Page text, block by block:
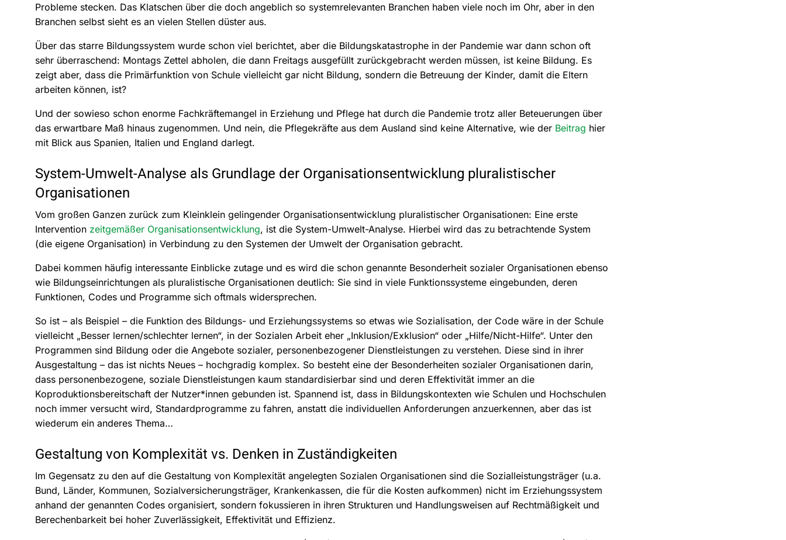
Probleme stecken. Das Klatschen über die doch angeblich so systemrelevanten Branchen haben viele noch im Ohr, aber in den
Branchen selbst sieht es an vielen Stellen düster aus.
Über das starre Bildungssystem wurde schon viel berichtet, aber die Bildungskatastrophe in der Pandemie war dann schon oft
sehr überraschend: Montags Zettel abholen, die dann Freitags ausgefüllt zurückgebracht werden müssen, ist keine Bildung. Es
zeigt aber, dass die Primärfunktion von Schule vielleicht gar nicht Bildung, sondern die Betreuung der Kinder, damit die Eltern
arbeiten können, ist?
Und der sowieso schon enorme Fachkräftemangel in Erziehung und Pflege hat durch die Pandemie trotz aller Beteuerungen über
das erwartbare Maß hinaus zugenommen. Und nein, die Pflegekräfte aus dem Ausland sind keine Alternative, wie der Beitrag hier
mit Blick aus Spanien, Italien und England darlegt.
System-Umwelt-Analyse als Grundlage der Organisationsentwicklung pluralistischer
Organisationen
Vom großen Ganzen zurück zum Kleinklein gelingender Organisationsentwicklung pluralistischer Organisationen: Eine erste
Intervention zeitgemäßer Organisationsentwicklung, ist die System-Umwelt-Analyse. Hierbei wird das zu betrachtende System
(die eigene Organisation) in Verbindung zu den Systemen der Umwelt der Organisation gebracht.
Dabei kommen häufig interessante Einblicke zutage und es wird die schon genannte Besonderheit sozialer Organisationen ebenso
wie Bildungseinrichtungen als pluralistische Organisationen deutlich: Sie sind in viele Funktionssysteme eingebunden, deren
Funktionen, Codes und Programme sich oftmals widersprechen.
So ist – als Beispiel – die Funktion des Bildungs- und Erziehungssystems so etwas wie Sozialisation, der Code wäre in der Schule
vielleicht „Besser lernen/schlechter lernen“, in der Sozialen Arbeit eher „Inklusion/Exklusion“ oder „Hilfe/Nicht-Hilfe“. Unter den
Programmen sind Bildung oder die Angebote sozialer, personenbezogener Dienstleistungen zu verstehen. Diese sind in ihrer
Ausgestaltung – das ist nichts Neues – hochgradig komplex. So besteht eine der Besonderheiten sozialer Organisationen darin,
dass personenbezogene, soziale Dienstleistungen kaum standardisierbar sind und deren Effektivität immer an die
Koproduktionsbereitschaft der Nutzer*innen gebunden ist. Spannend ist, dass in Bildungskontexten wie Schulen und Hochschulen
noch immer versucht wird, Standardprogramme zu fahren, anstatt die individuellen Anforderungen anzuerkennen, aber das ist
wiederum ein anderes Thema…
Gestaltung von Komplexität vs. Denken in Zuständigkeiten
Im Gegensatz zu den auf die Gestaltung von Komplexität angelegten Sozialen Organisationen sind die Sozialleistungsträger (u.a.
Bund, Länder, Kommunen, Sozialversicherungsträger, Krankenkassen, die für die Kosten aufkommen) nicht im Erziehungssystem
anhand der genannten Codes organisiert, sondern fokussieren in ihren Strukturen und Handlungsweisen auf Rechtmäßigkeit und
Berechenbarkeit bei hoher Zuverlässigkeit, Effektivität und Effizienz.